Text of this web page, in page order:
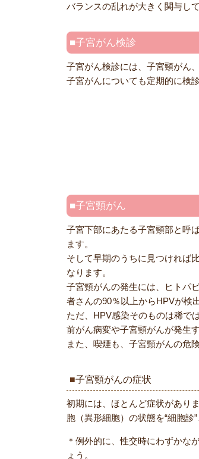
バランスの乱れが大きく関与し
子宮がん検診
子宮がん検診には、子宮頸がん
子宮がんについても定期的に検
子宮頸がん
子宮下部にあたる子宮頸部と呼
ます。
そして早期のうちに見つければ
なります。
子宮頸がんの発生には、ヒトパ
者さんの90％以上からHPVが検
ただ、HPV感染そのものは稀で
前がん病変や子宮頸がんが発生
また、喫煙も、子宮頸がんの危
子宮頸がんの症状
初期には、ほとんど症状があり
胞（異形細胞）の状態を“細胞
＊例外的に、性交時にわずかな
ょう。